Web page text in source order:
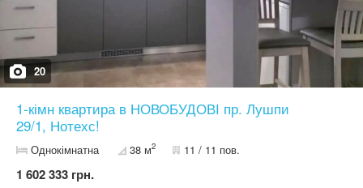
20
1-кімн квартира в НОВОБУДОВІ пр. Лушпи
29/1, Нотехс!
Однокімнатна 38 м2 11 / 11 пов.
1 602 333 грн.